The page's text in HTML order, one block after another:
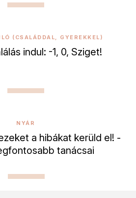
(CSALÁDDAL, GYEREKKEL)
indul: -1, 0, Sziget!
NYÁR
a hibákat kerüld el! -
tanácsai